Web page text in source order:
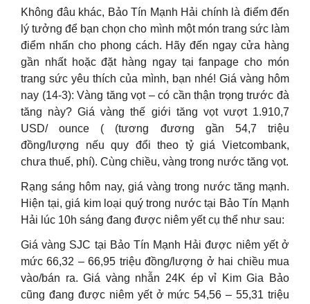
Không đâu khác, Bảo Tín Mạnh Hải chính là điểm đến
lý tưởng để bạn chọn cho mình một món trang sức làm
điểm nhấn cho phong cách. Hãy đến ngay cửa hàng
gần nhất hoặc đặt hàng ngay tại fanpage cho món
trang sức yêu thích của mình, bạn nhé! Giá vàng hôm
nay (14-3): Vàng tăng vọt – có cần thận trọng trước đà
tăng này? Giá vàng thế giới tăng vọt vượt 1.910,7
USD/ ounce ( (tương đương gần 54,7 triệu
đồng/lượng nếu quy đổi theo tỷ giá Vietcombank,
chưa thuế, phí). Cùng chiều, vàng trong nước tăng vọt.
Rạng sáng hôm nay, giá vàng trong nước tăng mạnh.
Hiện tại, giá kim loại quý trong nước tại Bảo Tín Mạnh
Hải lúc 10h sáng đang được niêm yết cụ thể như sau:
Giá vàng SJC tại Bảo Tín Mạnh Hải được niêm yết ở
mức 66,32 – 66,95 triệu đồng/lượng ở hai chiều mua
vào/bán ra. Giá vàng nhẫn 24K ép vỉ Kim Gia Bảo
cũng đang được niêm yết ở mức 54,56 – 55,31 triệu